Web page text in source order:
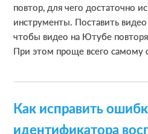
повтор, для чего достаточно
инструменты. Поставить
чтобы видео на Ютубе
При этом проще всего самому
Как исправить
идентификатора